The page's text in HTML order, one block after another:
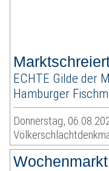
ECHTE Gilde der
Hamburger
Donnerstag,
Wochenmarkt